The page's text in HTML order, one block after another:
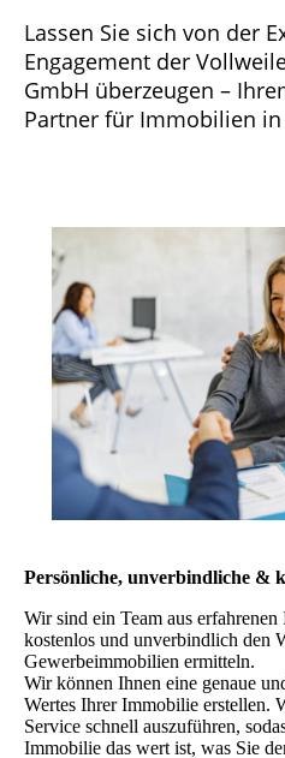
Lassen Sie sich von der
Engagement der
GmbH überzeugen –
Partner für Immobilien
Persönliche, unverbindliche &
Wir sind ein Team aus
kostenlos und unverbindlich den
Gewerbeimmobilien ermitteln.
Wir können Ihnen eine genaue
Wertes Ihrer Immobilie erstellen.
Service schnell auszuführen,
Immobilie das wert ist, was Sie